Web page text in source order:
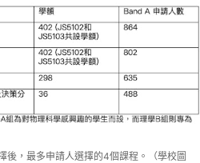
後，最多申請人選擇的4個課程。（學校圖